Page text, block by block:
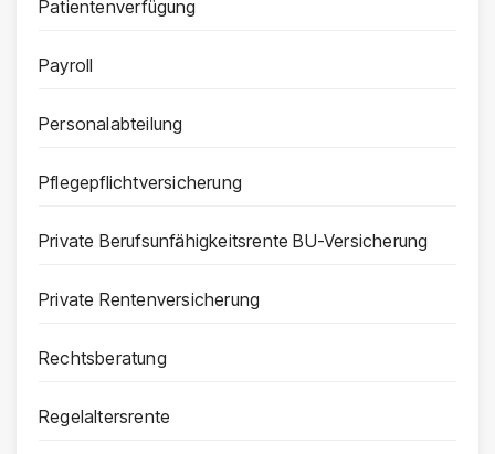
Patientenverfügung
Payroll
Personalabteilung
Pflegepflichtversicherung
Private Berufsunfähigkeitsrente BU-Versicherung
Private Rentenversicherung
Rechtsberatung
Regelaltersrente